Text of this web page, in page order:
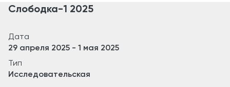
Слободка-1 2025
Дата
29 апреля 2025 - 1 мая 2025
Тип
Исследовательская